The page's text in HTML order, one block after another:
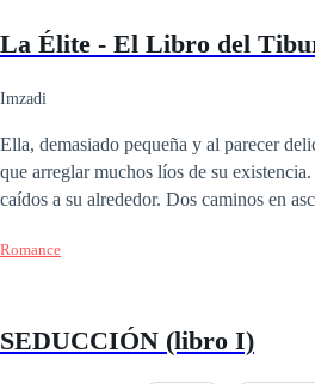
La Élite - El Libro del
Imzadi
Ella, demasiado pequeña y al parecer
que arreglar muchos líos de su
caídos a su alrededor. Dos caminos en
Romance
SEDUCCIÓN (libro I)